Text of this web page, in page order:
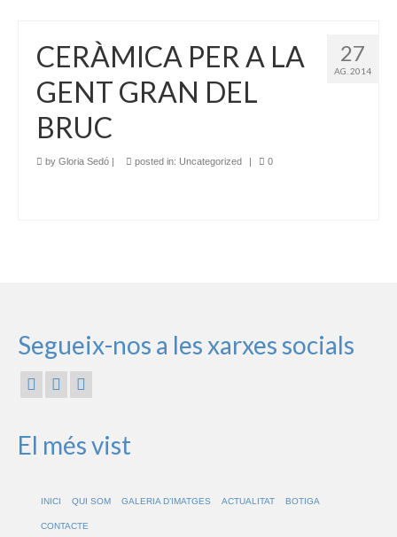
27
AG. 2014
CERÀMICA PER A LA
GENT GRAN DEL
BRUC
by Gloria Sedó | posted in: Uncategorized | 0
Segueix-nos a les xarxes socials
El més vist
INICI QUI SOM GALERIA D’IMATGES ACTUALITAT BOTIGA
CONTACTE